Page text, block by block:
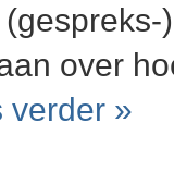
over
verder »